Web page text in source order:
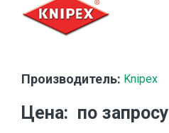
Производитель: Knipex
Цена по запросу